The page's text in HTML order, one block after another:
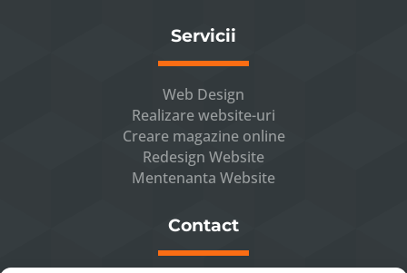
Servicii
Web Design
Realizare website-uri
Creare magazine online
Redesign Website
Mentenanta Website
Contact